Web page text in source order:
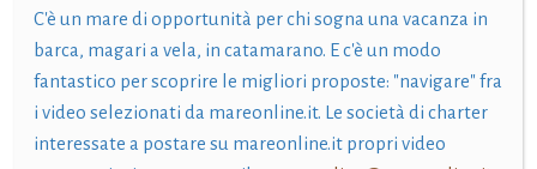
C'è un mare di opportunità per chi sogna una vacanza in
barca, magari a vela, in catamarano. E c'è un modo
fantastico per scoprire le migliori proposte: "navigare" fra
i video selezionati da mareonline.it. Le società di charter
interessate a postare su mareonline.it propri video